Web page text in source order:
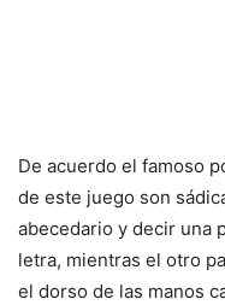
De acuerdo el famoso
de este juego son
abecedario y decir una
letra, mientras el otro
el dorso de las manos